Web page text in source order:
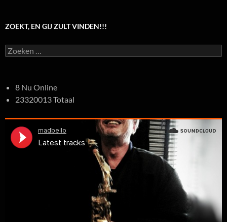
ZOEKT, EN GIJ ZULT VINDEN!!!
Zoeken
naar:
8 Nu Online
23320013 Totaal